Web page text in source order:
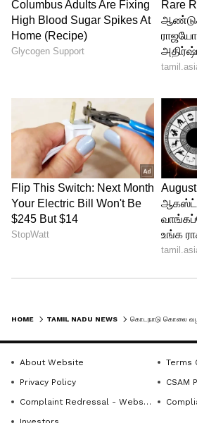
பேசிய ஆறுகுட்டி, சுமார்
வழக்கின் முக்கிய
கனகராஜ் குறித்து சில
கேட்கப்பட்டதாகவும் அதற்கு
அளித்ததாகவும் ஆறுகுட்டி
தெரிவித்துள்ளார். மேலும்
வேண்டுமானாலும்
HOME TAMIL NADU NEWS
About Website
Terms
Privacy Policy
CSAM
Complaint Redressal - Website